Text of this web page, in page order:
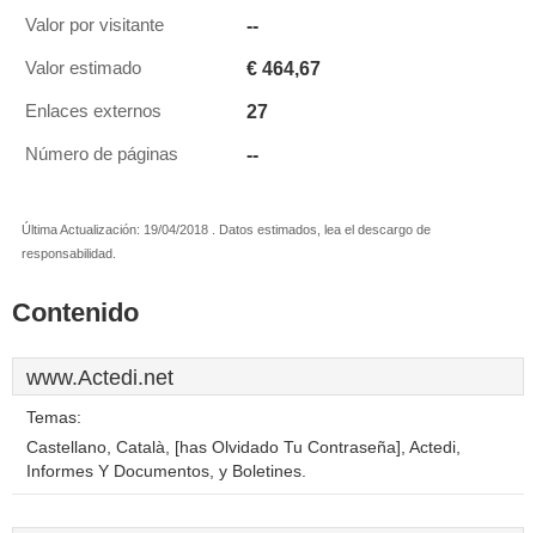
Valor por visitante --
Valor estimado € 464,67
Enlaces externos 27
Número de páginas --
Última Actualización: 19/04/2018 . Datos estimados, lea el descargo de
responsabilidad.
Contenido
www.Actedi.net
Temas:
Castellano, Català, [has Olvidado Tu Contraseña], Actedi,
Informes Y Documentos, y Boletines.